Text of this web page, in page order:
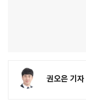
권오은 기자